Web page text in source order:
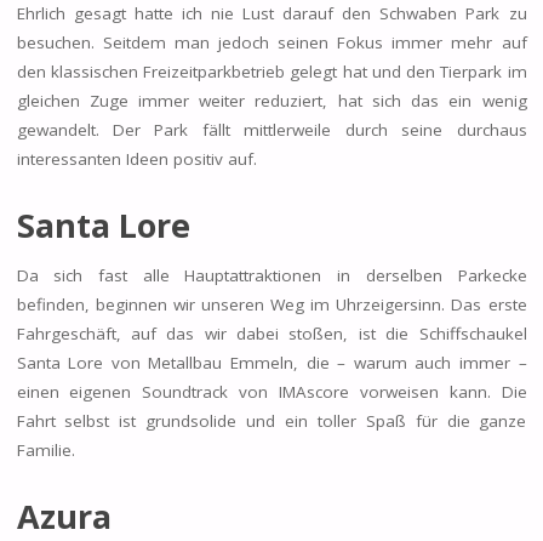
Ehrlich gesagt hatte ich nie Lust darauf den Schwaben Park zu
besuchen. Seitdem man jedoch seinen Fokus immer mehr auf
den klassischen Freizeitparkbetrieb gelegt hat und den Tierpark im
gleichen Zuge immer weiter reduziert, hat sich das ein wenig
gewandelt. Der Park fällt mittlerweile durch seine durchaus
interessanten Ideen positiv auf.
Santa Lore
Da sich fast alle Hauptattraktionen in derselben Parkecke
befinden, beginnen wir unseren Weg im Uhrzeigersinn. Das erste
Fahrgeschäft, auf das wir dabei stoßen, ist die Schiffschaukel
Santa Lore von Metallbau Emmeln, die – warum auch immer –
einen eigenen Soundtrack von IMAscore vorweisen kann. Die
Fahrt selbst ist grundsolide und ein toller Spaß für die ganze
Familie.
Azura